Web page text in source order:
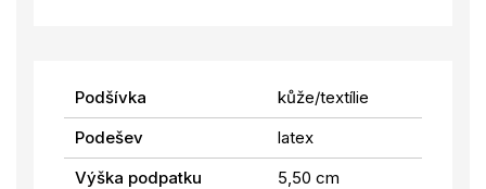
Podšívka
kůže/textílie
Podešev
latex
Výška podpatku
5,50 cm